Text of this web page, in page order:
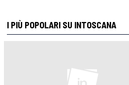
I PIÙ POPOLARI SU INTOSCANA